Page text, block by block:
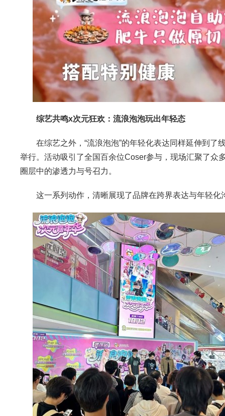
综艺共鸣x次元狂欢：流浪泡泡玩出年轻态
在综艺之外，“流浪泡泡”的年轻化表达同样延伸到了
举行。活动吸引了全国百余位Coser参与，现场汇聚了众
圈层中的渗透力与号召力。
这一系列动作，清晰展现了品牌在跨界表达与年轻化